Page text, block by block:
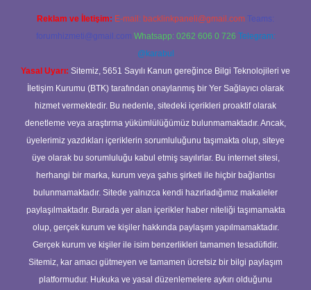
Reklam ve İletişim: E-mail: backlinkpaneli@gmail.com Teams:
forumhizmeti@gmail.com Whatsapp: 0262 606 0 726 Telegram:
@karabul
Yasal Uyarı: Sitemiz, 5651 Sayılı Kanun gereğince Bilgi Teknolojileri ve
İletişim Kurumu (BTK) tarafından onaylanmış bir Yer Sağlayıcı olarak
hizmet vermektedir. Bu nedenle, sitedeki içerikleri proaktif olarak
denetleme veya araştırma yükümlülüğümüz bulunmamaktadır. Ancak,
üyelerimiz yazdıkları içeriklerin sorumluluğunu taşımakta olup, siteye
üye olarak bu sorumluluğu kabul etmiş sayılırlar. Bu internet sitesi,
herhangi bir marka, kurum veya şahıs şirketi ile hiçbir bağlantısı
bulunmamaktadır. Sitede yalnızca kendi hazırladığımız makaleler
paylaşılmaktadır. Burada yer alan içerikler haber niteliği taşımamakta
olup, gerçek kurum ve kişiler hakkında paylaşım yapılmamaktadır.
Gerçek kurum ve kişiler ile isim benzerlikleri tamamen tesadüfidir.
Sitemiz, kar amacı gütmeyen ve tamamen ücretsiz bir bilgi paylaşım
platformudur. Hukuka ve yasal düzenlemelere aykırı olduğunu